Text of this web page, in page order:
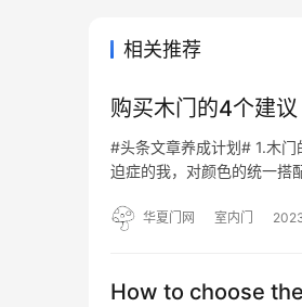
相关推荐
购买木门的4个建议
#头条文章养成计划# 1.木
迫症的我，对颜色的统一搭
家… 华夏门网 室内门
How to choose